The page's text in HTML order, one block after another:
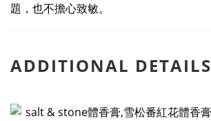
題，也不擔心致敏。
ADDITIONAL DETAILS